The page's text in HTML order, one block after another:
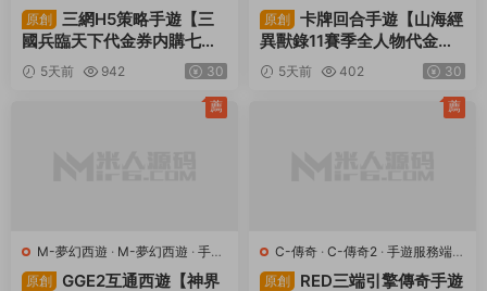
下· 手遊服務端·頁遊服務端
原創
三網H5策略手遊【三
國兵臨天下代金券内購七合
修複版】Linux手工服務端
+管理後台+GM授權後台
+簡易安卓客戶端+視頻架設
5天前 942 30
原創
卡牌回合手遊【山海經
異獸錄11賽季全人物代金券
内購版】Win一鍵服務端+授
權GM後台+管理後台+熱更
修改工具+安卓+視頻架設教
5天前 402 30
M-夢幻西遊 · M-夢幻西遊 · 手遊
服務端 · 端遊服務端
原創
GGE2互通西遊【神界
薦
C-傳奇 · C-傳奇2 · 手遊服務端·
端遊服務端
原創
RED三端引擎傳奇手遊
薦